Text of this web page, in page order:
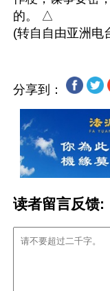
的。 △
分享到：
读者留言反馈: